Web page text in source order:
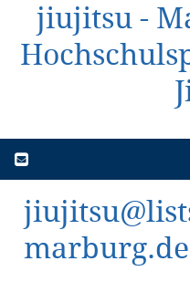
jiujitsu -
marburg.de